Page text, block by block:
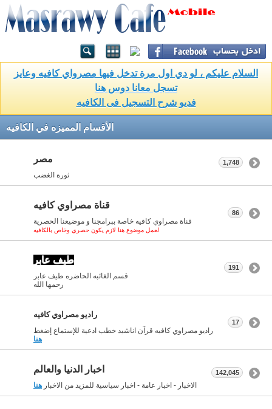
السلام عليكم ، لو دي اول مرة تدخل فيها مصرواي كافيه وعايز
تسجل معانا دوس هنا
فديو شرح التسجيل فى الكافيه
الأقسام المميزه في الكافيه
مصر
ثورة الغضب
1,748
قناة مصراوي كافيه
قناة مصراوي كافيه خاصة ببرامجنا و موضيعنا الحصرية
لعمل موضوع هنا لازم يكون حصري وخاص بالكافيه
86
طيف عابر
قسم الغائبه الحاضره طيف عابر
رحمها الله
191
راديو مصراوي كافيه
راديو مصراوي كافيه قرآن اناشيد خطب ادعية للإستماع إضغط
هنا
17
اخبار الدنيا والعالم
الاخبار - اخبار عامة - اخبار سياسية للمزيد من الاخبار هنا
142,045